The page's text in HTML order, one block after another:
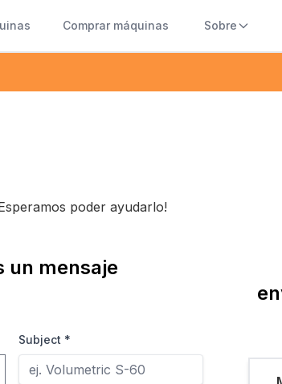
Comprar máquinas Sobre
poder ayudarlo!
un mensaje
Subject *